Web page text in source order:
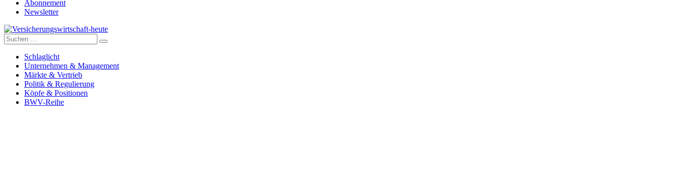
Abonnement
Newsletter
Versicherungswirtschaft-heute
Suche
nach:
Schlaglicht
Unternehmen & Management
Märkte & Vertrieb
Politik & Regulierung
Köpfe & Positionen
BWV-Reihe